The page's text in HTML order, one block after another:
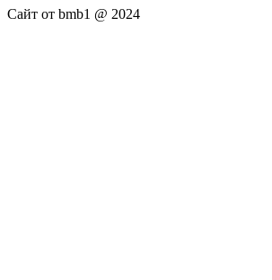
Сайт от bmb1 @ 2024